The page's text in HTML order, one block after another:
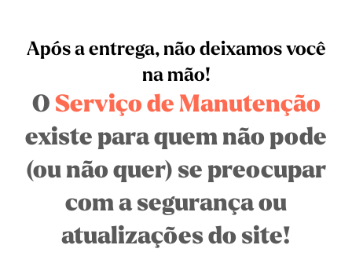
Após a entrega, não deixamos você
na mão!
OServiço de Manutenção
existe para quem não pode
(ou não quer) se preocupar
com a segurança ou
atualizações do site!